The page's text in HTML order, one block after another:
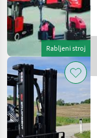
Rabljeni stroj